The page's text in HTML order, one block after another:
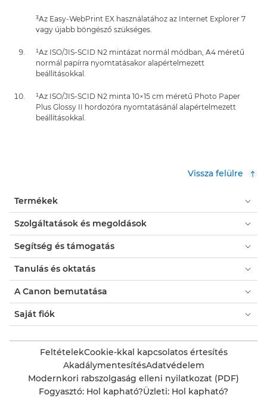
³Az Easy-WebPrint EX használatához az Internet Explorer 7
vagy újabb böngésző szükséges.
¹Az ISO/JIS-SCID N2 mintázat normál módban, A4 méretű
normál papírra nyomtatásakor alapértelmezett
beállításokkal.
¹Az ISO/JIS-SCID N2 minta 10×15 cm méretű Photo Paper
Plus Glossy II hordozóra nyomtatásánál alapértelmezett
beállításokkal.
Vissza felülre
Termékek
Szolgáltatások és megoldások
Segítség és támogatás
Tanulás és oktatás
A Canon bemutatása
Saját fiók
FeltételekCookie-kkal kapcsolatos értesítés
AkadálymentesítésAdatvédelem
Modernkori rabszolgaság elleni nyilatkozat (PDF)
Fogyasztó: Hol kapható?Üzleti: Hol kapható?